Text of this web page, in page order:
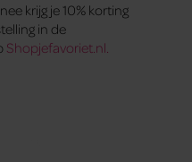
krijg je 10% korting
in de
Shopjefavoriet.nl.